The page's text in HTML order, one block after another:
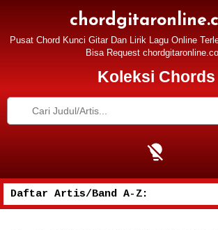
Pusat Chord Kunci Gitar Dan Lirik Lagu Online
Bisa Request
Koleksi Chords